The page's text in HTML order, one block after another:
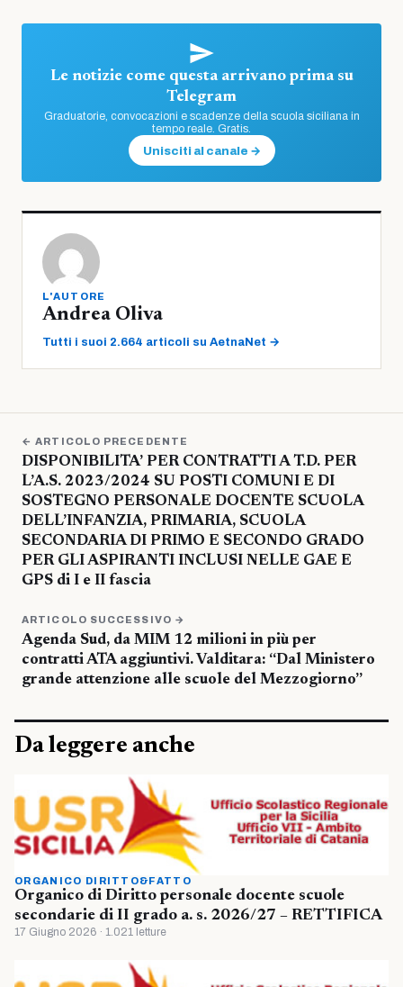
Le notizie come questa arrivano prima su
Telegram
Graduatorie, convocazioni e scadenze della scuola siciliana in
tempo reale. Gratis.
Unisciti al canale →
L'AUTORE
Andrea Oliva
Tutti i suoi 2.664 articoli su AetnaNet →
← ARTICOLO PRECEDENTE
DISPONIBILITA’ PER CONTRATTI A T.D. PER
L’A.S. 2023/2024 SU POSTI COMUNI E DI
SOSTEGNO PERSONALE DOCENTE SCUOLA
DELL’INFANZIA, PRIMARIA, SCUOLA
SECONDARIA DI PRIMO E SECONDO GRADO
PER GLI ASPIRANTI INCLUSI NELLE GAE E
GPS di I e II fascia
ARTICOLO SUCCESSIVO →
Agenda Sud, da MIM 12 milioni in più per
contratti ATA aggiuntivi. Valditara: “Dal Ministero
grande attenzione alle scuole del Mezzogiorno”
Da leggere anche
ORGANICO DIRITTO&FATTO
Organico di Diritto personale docente scuole
secondarie di II grado a. s. 2026/27 – RETTIFICA
17 Giugno 2026 · 1.021 letture